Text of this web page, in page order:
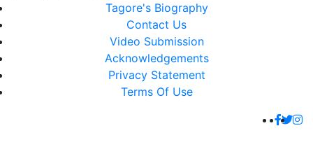
Tagore's Biography
Contact Us
Video Submission
Acknowledgements
Privacy Statement
Terms Of Use